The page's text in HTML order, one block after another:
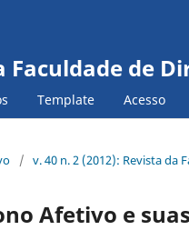
Faculdade de
Template Acesso
/ v. 40 n. 2 (2012): Revista da
Afetivo e